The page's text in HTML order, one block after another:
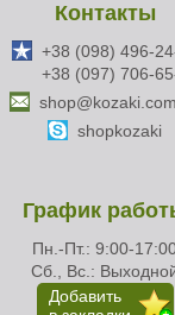
График
Пн.-Пт.: 9:00-
Сб., Вс.:
Добавить
Контакты
+38 (098) 496-
+38 (097) 706-
shopkozaki